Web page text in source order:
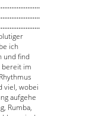
ich
und find
bereit im
viel, wobei
aufgehe
Rumba,